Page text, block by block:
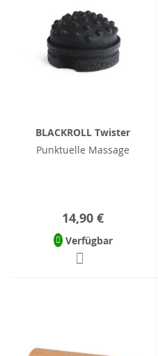
BLACKROLL Twister
Punktuelle Massage
14,90 €
Verfügbar